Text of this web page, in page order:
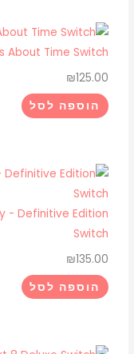
About Time Switch
₪125.00
הוספה לסל
- Definitive Edition
Switch
₪135.00
הוספה לסל